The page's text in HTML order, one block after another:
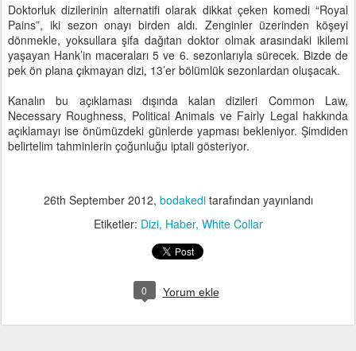
Doktorluk dizilerinin alternatifi olarak dikkat çeken komedi “Royal
Pains”, iki sezon onayı birden aldı. Zenginler üzerinden köşeyi
dönmekle, yoksullara şifa dağıtan doktor olmak arasındaki ikilemi
yaşayan Hank’in maceraları 5 ve 6. sezonlarıyla sürecek. Bizde de
pek ön plana çıkmayan dizi, 13’er bölümlük sezonlardan oluşacak.
Kanalın bu açıklaması dışında kalan dizileri Common Law,
Necessary Roughness, Political Animals ve Fairly Legal hakkında
açıklamayı ise önümüzdeki günlerde yapması bekleniyor. Şimdiden
belirtelim tahminlerin çoğunluğu iptali gösteriyor.
26th September 2012, bodakeditarafından yayınlandı
Etiketler: Dizi Haber White Collar
0 Yorum ekle